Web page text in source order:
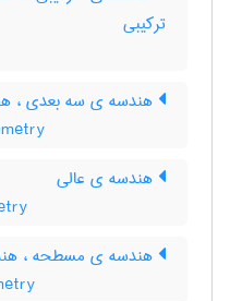
ترکیبی
هندسه ی سه بعدی ،
هندسه ی عالی
هندسه ی مسطحه ،